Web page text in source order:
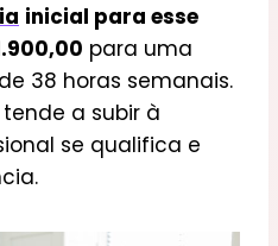
inicial para esse
para uma
38 horas semanais.
a subir à
se qualifica e